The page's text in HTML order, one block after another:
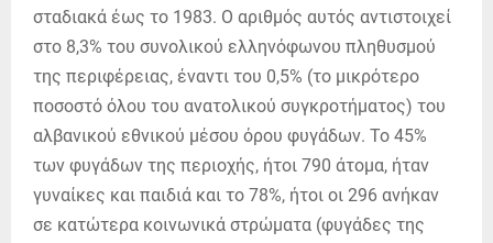
σταδιακά έως το 1983. Ο αριθμός αυτός αντιστοιχεί
στο 8,3% του συνολικού ελληνόφωνου πληθυσμού
της περιφέρειας, έναντι του 0,5% (το μικρότερο
ποσοστό όλου του ανατολικού συγκροτήματος) του
αλβανικού εθνικού μέσου όρου φυγάδων. Το 45%
των φυγάδων της περιοχής, ήτοι 790 άτομα, ήταν
γυναίκες και παιδιά και το 78%, ήτοι οι 296 ανήκαν
σε κατώτερα κοινωνικά στρώματα (φυγάδες της